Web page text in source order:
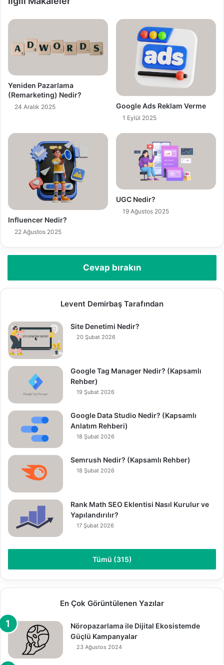
r
i
z
i
i
Yeniden Pazarlama
(Remarketing) Nedir?
24 Aralık 2025 Google Ads Reklam Verme
1 Eylül 2025
Influencer Nedir?
22 Ağustos 2025
UGC Nedir?
19 Ağustos 2025
Cevap bırakın
Levent Demirbaş Tarafından
Site Denetimi Nedir?
20 Şubat 2026
Google Tag Manager Nedir? (Kapsamlı
Rehber)
19 Şubat 2026
Google Data Studio Nedir? (Kapsamlı
Anlatım Rehberi)
18 Şubat 2026
Semrush Nedir? (Kapsamlı Rehber)
18 Şubat 2026
Rank Math SEO Eklentisi Nasıl Kurulur ve
Yapılandırılır?
17 Şubat 2026
Tümü (315)
En Çok Görüntülenen Yazılar
Nöropazarlama ile Dijital Ekosistemde
Güçlü Kampanyalar
23 Ağustos 2024